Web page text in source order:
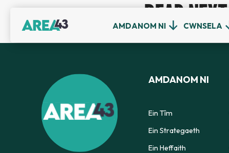
AMDANOM NI CWNSELA
READ NEXT
AMDANOM NI
Ein Tîm
Ein Strategaeth
Ein Heffaith